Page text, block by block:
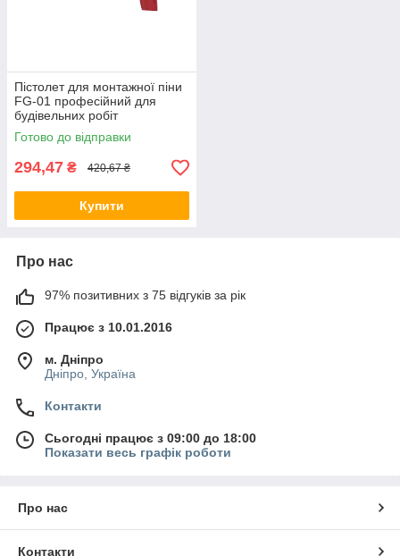
Пістолет для монтажної піни
FG-01 професійний для
будівельних робіт
Готово до відправки
294,47 ₴ 420,67 ₴
Купити
Про нас
97% позитивних з 75 відгуків за рік
Працює з 10.01.2016
м. Дніпро
Дніпро, Україна
Контакти
Сьогодні працює з 09:00 до 18:00
Показати весь графік роботи
Про нас
Контакти